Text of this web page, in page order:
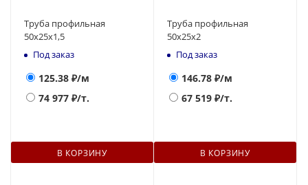
Труба профильная
50х25х1,5
Под заказ
125.38 ₽/м
74 977 ₽/т.
В КОРЗИНУ
Труба профильная
50х25х2
Под заказ
146.78 ₽/м
67 519 ₽/т.
В КОРЗИНУ